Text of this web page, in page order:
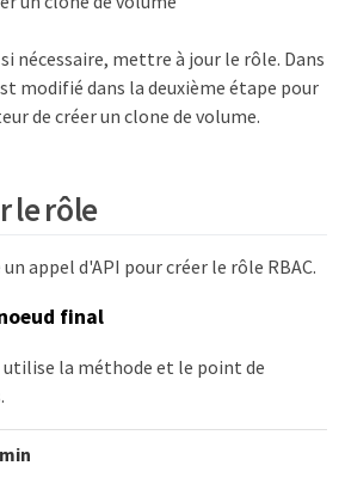
nécessaire, mettre à jour le rôle. Dans
modifié dans la deuxième étape pour
de créer un clone de volume.
le rôle
appel d'API pour créer le rôle RBAC.
final
utilise la méthode et le point de